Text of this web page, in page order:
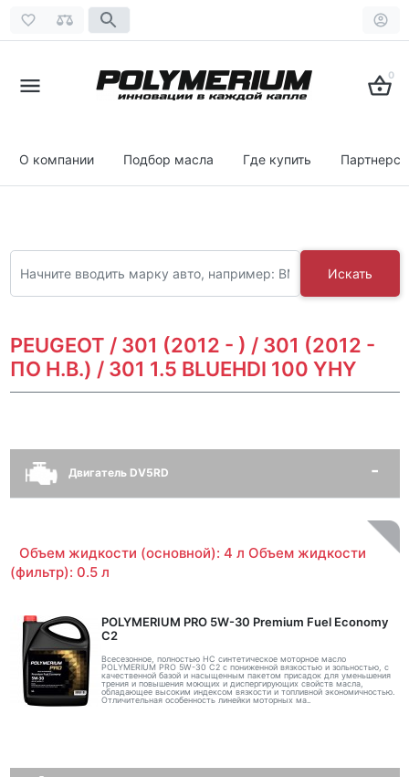
0
О компании Подбор масла Где купить
Искать
PEUGEOT / 301 (2012 - ) / 301 (2012 -
ПО Н.В.) / 301 1.5 BLUEHDI 100 YHY
Двигатель DV5RD
Объем жидкости (основной): 4 л Объем жидкости
(фильтр): 0.5 л
POLYMERIUM PRO 5W-30 Premium Fuel Economy
С2
Всесезонное, полностью HC синтетическое моторное масло
POLYMERIUM PRO 5W-30 C2 с пониженной вязкостью и зольностью, с
качественной базой и насыщенным пакетом присадок для уменьшения
трения и повышения моющих и диспергирующих свойств масла,
обладающее высоким индексом вязкости и топливной экономичностью.
Отличительная особенность линейки моторных ма..